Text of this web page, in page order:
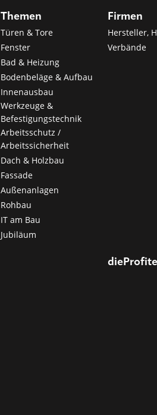
Themen
Türen & Tore
Fenster
Bad & Heizung
Bodenbeläge & Aufbau
Innenausbau
Werkzeuge &
Befestigungstechnik
Arbeitsschutz /
Arbeitssicherheit
Dach & Holzbau
Fassade
Außenanlagen
Rohbau
IT am Bau
Jubiläum
Firmen
Hersteller,
Verbände